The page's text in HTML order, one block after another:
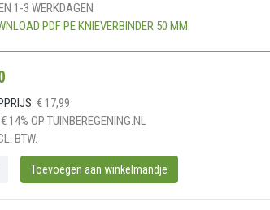
1-3 WERKDAGEN
PDF PE KNIEVERBINDER 50 MM.
€ 17,99
€ 14% OP TUINBEREGENING.NL
BTW.